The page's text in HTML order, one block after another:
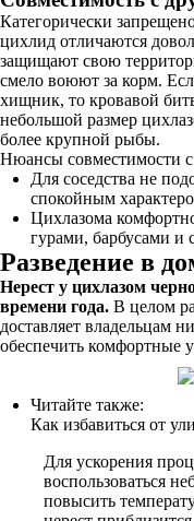
Категорически
цихлид отличаются
защищают свою
смело воюют за корм.
хищник, то кровавой
небольшой размер
более крупной рыбы.
Нюансы совместимости
Для соседства не
спокойным
Цихлазома
гурами, барбусами и
Разведение в
Нерест у цихлазом
времени года. В целом
доставляет владельцам
обеспечить комфортные
Читайте также:
Как избавиться от
Для ускорения
воспользоваться
повысить